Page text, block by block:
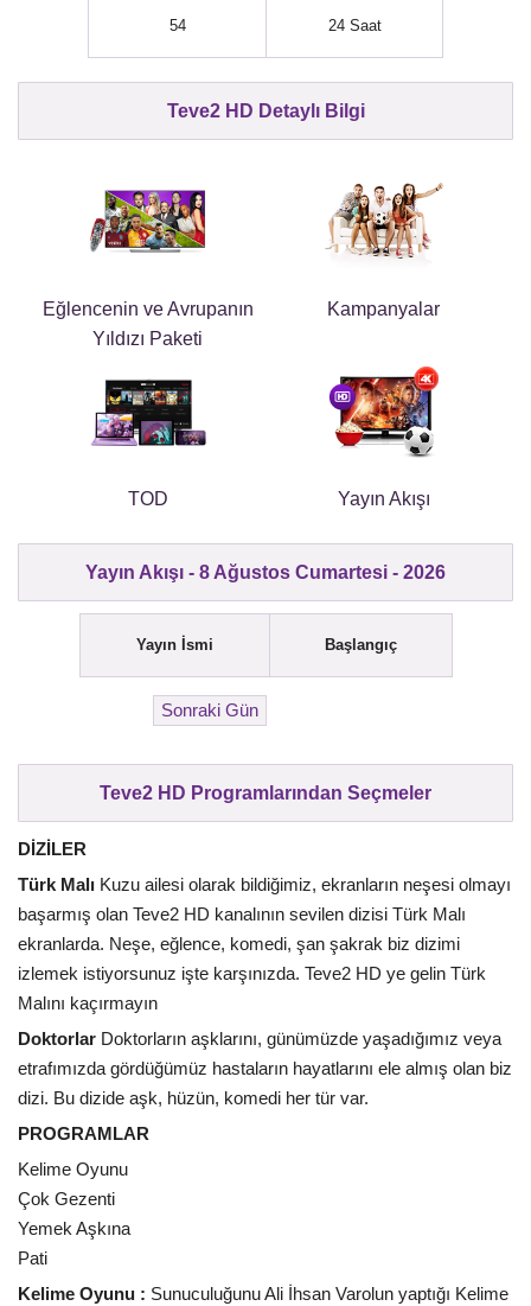
54 24 Saat
Teve2 HD Detaylı Bilgi
Eğlencenin ve Avrupanın
Yıldızı Paketi
Kampanyalar
TOD Yayın Akışı
Yayın Akışı - 8 Ağustos Cumartesi - 2026
Yayın İsmi Başlangıç
Teve2 HD Programlarından Seçmeler
DİZİLER
Türk Malı Kuzu ailesi olarak bildiğimiz, ekranların neşesi olmayı
başarmış olan Teve2 HD kanalının sevilen dizisi Türk Malı
ekranlarda. Neşe, eğlence, komedi, şan şakrak biz dizimi
izlemek istiyorsunuz işte karşınızda. Teve2 HD ye gelin Türk
Malını kaçırmayın
Doktorlar Doktorların aşklarını, günümüzde yaşadığımız veya
etrafımızda gördüğümüz hastaların hayatlarını ele almış olan biz
dizi. Bu dizide aşk, hüzün, komedi her tür var.
PROGRAMLAR
Kelime Oyunu
Çok Gezenti
Yemek Aşkına
Pati
Kelime Oyunu : Sunuculuğunu Ali İhsan Varolun yaptığı Kelime